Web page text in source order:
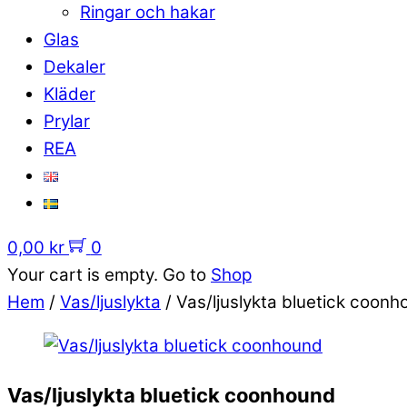
Ringar och hakar
Glas
Dekaler
Kläder
Prylar
REA
0,00 kr
0
Your cart is empty. Go to Shop
Hem / Vas/ljuslykta / Vas/ljuslykta bluetick
Vas/ljuslykta bluetick coonhound